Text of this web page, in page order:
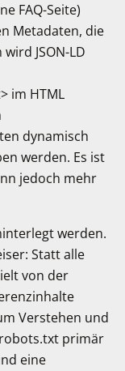
FAQ-Seite)
Metadaten, die
JSON-LD
im HTML
dynamisch
werden. Es ist
jedoch mehr
werden.
Statt alle
von der
Verstehen und
primär
eine